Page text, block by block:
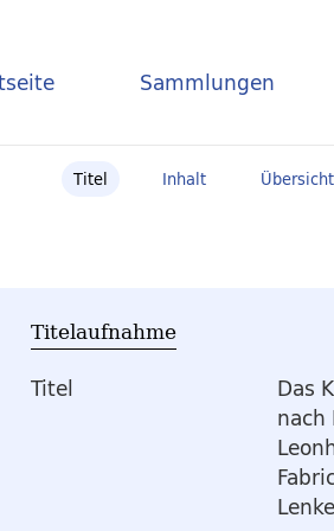
Sammlungen
Titel Inhalt Übersicht
Titelaufnahme
Titel
Das
nach
Lenke